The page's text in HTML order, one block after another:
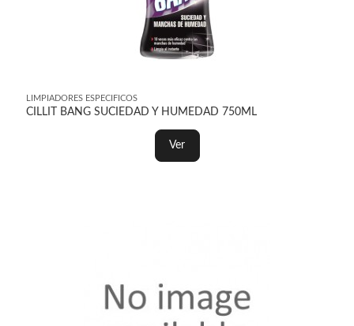
LIMPIADORES ESPECIFICOS
CILLIT BANG SUCIEDAD Y HUMEDAD 750ML
Ver